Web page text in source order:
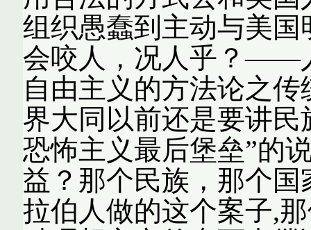
组织愚蠢到主动与美
会咬人，况人乎？——
自由主义的方法论之
界大同以前还是要讲
恐怖主义最后堡垒”的
益？那个民族，那个
拉伯人做的这个案子,